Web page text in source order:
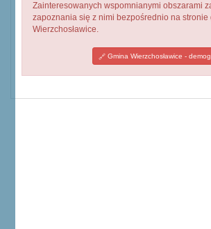
Zainteresowanych wspomnianymi obszarami
zapoznania się z nimi bezpośrednio na stronie
Wierzchosławice.
Gmina Wierzchosławice -